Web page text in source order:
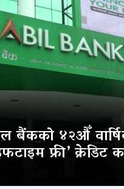
बैंकको ४२औँ
फ्री’ क्रेडिट